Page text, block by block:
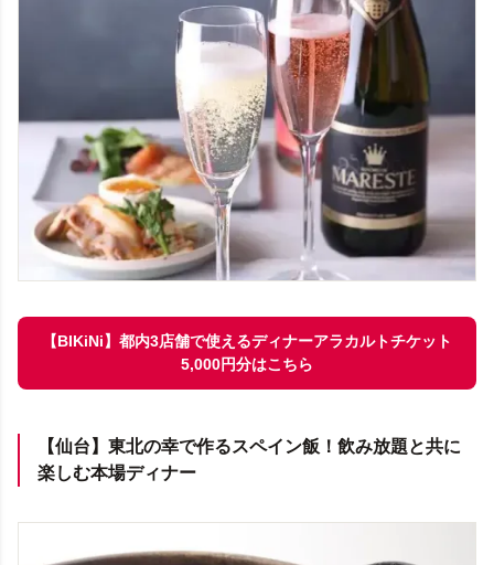
【BIKiNi】都内3店舗で使えるディナーアラカルトチケット
5,000円分はこちら
【仙台】東北の幸で作るスペイン飯！飲み放題と共に
楽しむ本場ディナー